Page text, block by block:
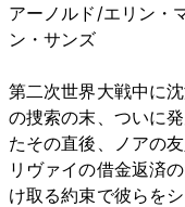
アーノルド/エリン・
ン・サンズ
第二次世界大戦中に
の捜索の末、ついに
たその直後、ノアの
リヴァイの借金返済
け取る約束で彼らを